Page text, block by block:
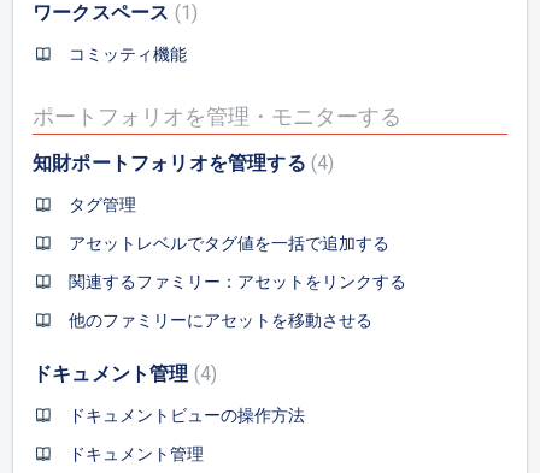
ワークスペース 1
コミッティ機能
ポートフォリオを管理・モニターする
知財ポートフォリオを管理する 4
タグ管理
アセットレベルでタグ値を一括で追加する
関連するファミリー：アセットをリンクする
他のファミリーにアセットを移動させる
ドキュメント管理 4
ドキュメントビューの操作方法
ドキュメント管理